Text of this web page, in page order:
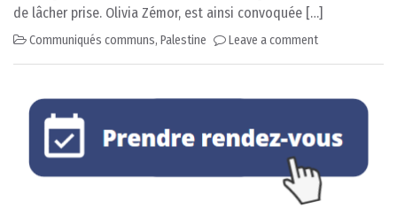
de lâcher prise. Olivia Zémor, est ainsi convoquée […]
Communiqués communs, Palestine Leave a comment